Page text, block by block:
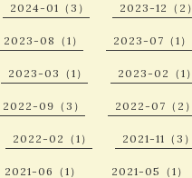
2024-01（3） 2023-12（2）
2023-08（1） 2023-07（1）
2023-03（1） 2023-02（1）
2022-09（3） 2022-07（2）
2022-02（1） 2021-11（3）
2021-06（1） 2021-05（1）